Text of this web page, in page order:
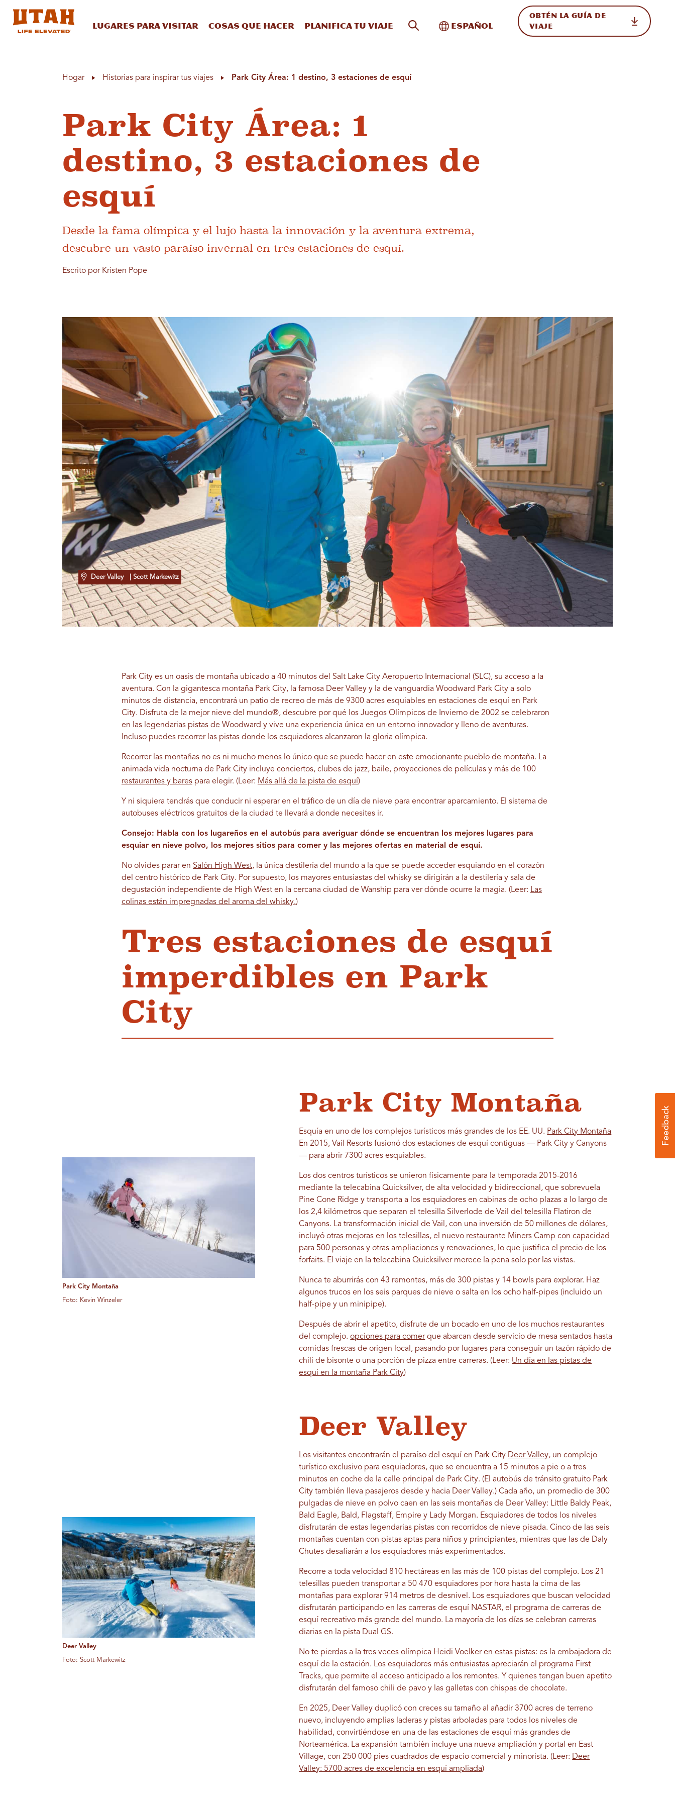
Lugares para visitar Cosas que hacer Planifica tu viaje Búsqueda en el sitio
Alternar Internacional
Español
OBTÉN LA GUÍA DE
VIAJE
Hogar Historias para inspirar tus viajes Park City Área: 1 destino, 3 estaciones de esquí
Park City Área: 1
destino, 3 estaciones de
esquí
Desde la fama olímpica y el lujo hasta la innovación y la aventura extrema,
descubre un vasto paraíso invernal en tres estaciones de esquí.
Escrito por Kristen Pope
Deer Valley | Scott Markewitz
Park City es un oasis de montaña ubicado a 40 minutos del Salt Lake City Aeropuerto Internacional (SLC), su acceso a la
aventura. Con la gigantesca montaña Park City, la famosa Deer Valley y la de vanguardia Woodward Park City a solo
minutos de distancia, encontrará un patio de recreo de más de 9300 acres esquiables en estaciones de esquí en Park
City. Disfruta de la mejor nieve del mundo®, descubre por qué los Juegos Olímpicos de Invierno de 2002 se celebraron
en las legendarias pistas de Woodward y vive una experiencia única en un entorno innovador y lleno de aventuras.
Incluso puedes recorrer las pistas donde los esquiadores alcanzaron la gloria olímpica.
Recorrer las montañas no es ni mucho menos lo único que se puede hacer en este emocionante pueblo de montaña. La
animada vida nocturna de Park City incluye conciertos, clubes de jazz, baile, proyecciones de películas y más de 100
restaurantes y barespara elegir. (Leer: Más allá de la pista de esquí)
Y ni siquiera tendrás que conducir ni esperar en el tráfico de un día de nieve para encontrar aparcamiento. El sistema de
autobuses eléctricos gratuitos de la ciudad te llevará a donde necesites ir.
Consejo: Habla con los lugareños en el autobús para averiguar dónde se encuentran los mejores lugares para
esquiar en nieve polvo, los mejores sitios para comer y las mejores ofertas en material de esquí.
No olvides parar en Salón High West, la única destilería del mundo a la que se puede acceder esquiando en el corazón
del centro histórico de Park City. Por supuesto, los mayores entusiastas del whisky se dirigirán a la destilería y sala de
degustación independiente de High West en la cercana ciudad de Wanship para ver dónde ocurre la magia. (Leer: Las
colinas están impregnadas del aroma del whisky.)
Tres estaciones de esquí
imperdibles en Park
City
Park City Montaña
Foto: Kevin Winzeler
Park City Montaña
Esquía en uno de los complejos turísticos más grandes de los EE. UU. Park City Montaña
En 2015, Vail Resorts fusionó dos estaciones de esquí contiguas — Park City y Canyons
— para abrir 7300 acres esquiables.
Los dos centros turísticos se unieron físicamente para la temporada 2015-2016
mediante la telecabina Quicksilver, de alta velocidad y bidireccional, que sobrevuela
Pine Cone Ridge y transporta a los esquiadores en cabinas de ocho plazas a lo largo de
los 2,4 kilómetros que separan el telesilla Silverlode de Vail del telesilla Flatiron de
Canyons. La transformación inicial de Vail, con una inversión de 50 millones de dólares,
incluyó otras mejoras en los telesillas, el nuevo restaurante Miners Camp con capacidad
para 500 personas y otras ampliaciones y renovaciones, lo que justifica el precio de los
forfaits. El viaje en la telecabina Quicksilver merece la pena solo por las vistas.
Nunca te aburrirás con 43 remontes, más de 300 pistas y 14 bowls para explorar. Haz
algunos trucos en los seis parques de nieve o salta en los ocho half-pipes (incluido un
half-pipe y un minipipe).
Después de abrir el apetito, disfrute de un bocado en uno de los muchos restaurantes
del complejo.opciones para comerque abarcan desde servicio de mesa sentados hasta
comidas frescas de origen local, pasando por lugares para conseguir un tazón rápido de
chili de bisonte o una porción de pizza entre carreras. (Leer: Un día en las pistas de
esquí en la montaña Park City)
Deer Valley
Foto: Scott Markewitz
Deer Valley
Los visitantes encontrarán el paraíso del esquí en Park City Deer Valley, un complejo
turístico exclusivo para esquiadores, que se encuentra a 15 minutos a pie o a tres
minutos en coche de la calle principal de Park City. (El autobús de tránsito gratuito Park
City también lleva pasajeros desde y hacia Deer Valley.) Cada año, un promedio de 300
pulgadas de nieve en polvo caen en las seis montañas de Deer Valley: Little Baldy Peak,
Bald Eagle, Bald, Flagstaff, Empire y Lady Morgan. Esquiadores de todos los niveles
disfrutarán de estas legendarias pistas con recorridos de nieve pisada. Cinco de las seis
montañas cuentan con pistas aptas para niños y principiantes, mientras que las de Daly
Chutes desafiarán a los esquiadores más experimentados.
Recorre a toda velocidad 810 hectáreas en las más de 100 pistas del complejo. Los 21
telesillas pueden transportar a 50 470 esquiadores por hora hasta la cima de las
montañas para explorar 914 metros de desnivel. Los esquiadores que buscan velocidad
disfrutarán participando en las carreras de esquí NASTAR, el programa de carreras de
esquí recreativo más grande del mundo. La mayoría de los días se celebran carreras
diarias en la pista Dual GS.
No te pierdas a la tres veces olímpica Heidi Voelker en estas pistas: es la embajadora de
esquí de la estación. Los esquiadores más entusiastas apreciarán el programa First
Tracks, que permite el acceso anticipado a los remontes. Y quienes tengan buen apetito
disfrutarán del famoso chili de pavo y las galletas con chispas de chocolate.
En 2025, Deer Valley duplicó con creces su tamaño al añadir 3700 acres de terreno
nuevo, incluyendo amplias laderas y pistas arboladas para todos los niveles de
habilidad, convirtiéndose en una de las estaciones de esquí más grandes de
Norteamérica. La expansión también incluye una nueva ampliación y portal en East
Village, con 250 000 pies cuadrados de espacio comercial y minorista. (Leer: Deer
Valley: 5700 acres de excelencia en esquí ampliada)